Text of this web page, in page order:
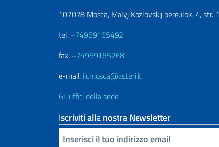
107078 Mosca, Malyj Kozlovskij pereulok, 4, str. 1
tel. +74959165492
fax: +74959165268
e-mail: iicmosca@esteri.it
Gli uffici della sede
Iscriviti alla nostra Newsletter
Inserisci la tua email